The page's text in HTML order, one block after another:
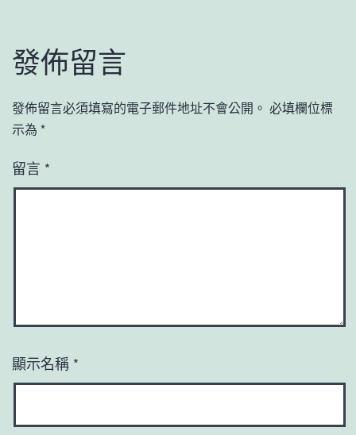
發佈留言
發佈留言必須填寫的電子郵件地址不會公開。 必填欄位標
示為 *
留言 *
顯示名稱 *